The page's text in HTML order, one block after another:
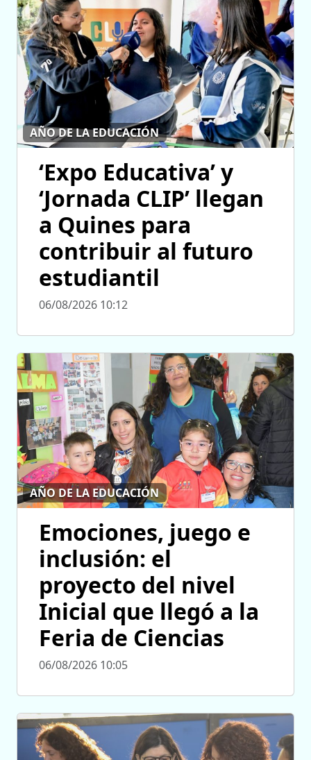
AÑO DE LA EDUCACIÓN
‘Expo Educativa’ y
‘Jornada CLIP’ llegan
a Quines para
contribuir al futuro
estudiantil
06/08/2026 10:12
AÑO DE LA EDUCACIÓN
Emociones, juego e
inclusión: el
proyecto del nivel
Inicial que llegó a la
Feria de Ciencias
06/08/2026 10:05